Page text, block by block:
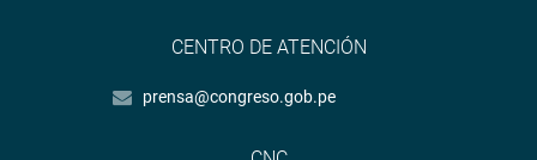
CENTRO DE ATENCIÓN
prensa@congreso.gob.pe